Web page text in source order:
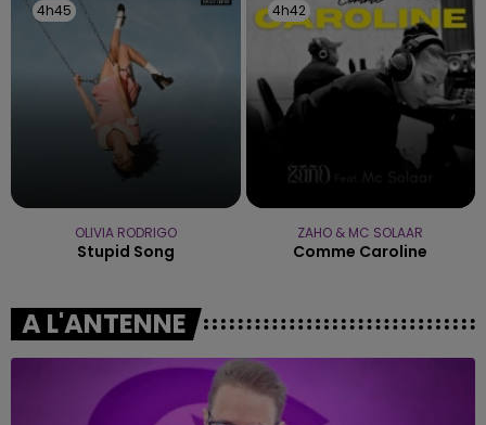
4h45
4h45
OLIVIA RODRIGO
Stupid Song
4h42
4h42
ZAHO & MC SOLAAR
Comme Caroline
A L'ANTENNE